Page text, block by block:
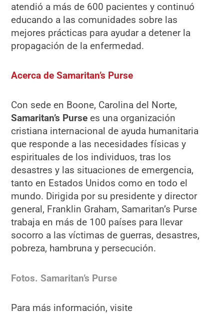
atendió a más de 600 pacientes y continuó
educando a las comunidades sobre las
mejores prácticas para ayudar a detener la
propagación de la enfermedad.
Acerca de Samaritan’s Purse
Con sede en Boone, Carolina del Norte,
Samaritan’s Purse es una organización
cristiana internacional de ayuda humanitaria
que responde a las necesidades físicas y
espirituales de los individuos, tras los
desastres y las situaciones de emergencia,
tanto en Estados Unidos como en todo el
mundo. Dirigida por su presidente y director
general, Franklin Graham, Samaritan’s Purse
trabaja en más de 100 países para llevar
socorro a las víctimas de guerras, desastres,
pobreza, hambruna y persecución.
Fotos. Samaritan’s Purse
Para más información, visite